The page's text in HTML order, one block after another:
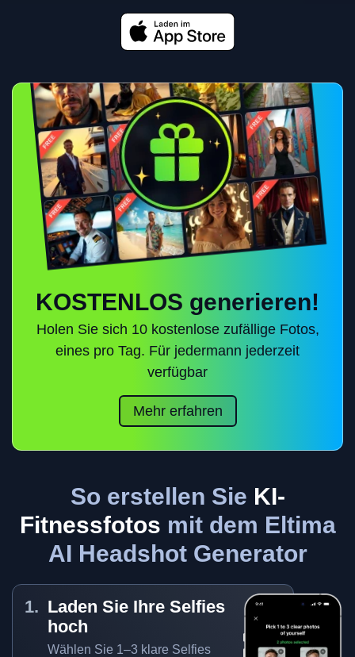
KOSTENLOS generieren!
Holen Sie sich 10 kostenlose zufällige Fotos,
eines pro Tag. Für jedermann jederzeit
verfügbar
Mehr erfahren
So erstellen Sie KI-
Fitnessfotos mit dem Eltima
AI Headshot Generator
Laden Sie Ihre Selfies
hoch
Wählen Sie 1–3 klare Selfies